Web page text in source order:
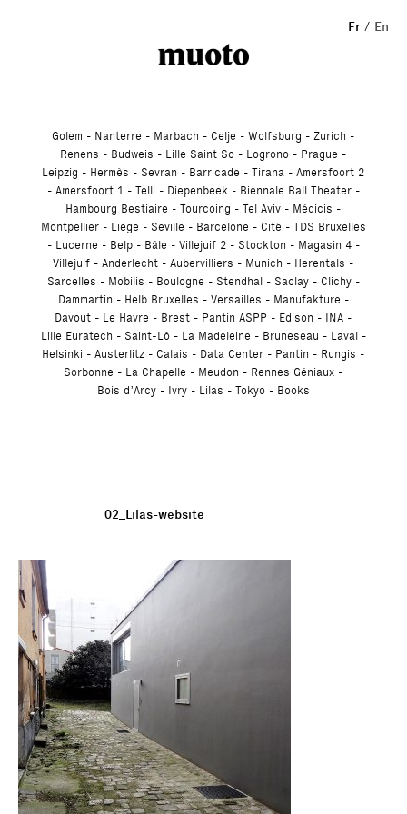
02_Lilas-website
Fr En
Golem Nanterre Marbach Celje Wolfsburg
Zurich
Renens
Budweis Lille Saint So Logrono
Prague
Leipzig
Hermès Sevran Barricade Tirana
Amersfoort 2
Amersfoort 1
Telli Diepenbeek
Biennale Ball Theater
Hambourg Bestiaire
Tourcoing Tel Aviv
Médicis
Montpellier
Liège Seville Barcelone Cité
TDS Bruxelles
Lucerne
Belp Bâle Villejuif 2 Stockton
Magasin 4
Villejuif
Anderlecht Aubervilliers Munich
Herentals
Sarcelles
Mobilis Boulogne Stendhal Saclay
Clichy
Dammartin
Helb Bruxelles Versailles
Manufakture
Davout
Le Havre Brest Pantin ASPP Edison
INA
Lille Euratech
Saint-Lô La Madeleine Bruneseau
Laval
Helsinki
Austerlitz Calais Data Center Pantin
Rungis
Sorbonne
La Chapelle Meudon
Rennes Géniaux
Bois d’Arcy
Ivry Lilas Tokyo Books